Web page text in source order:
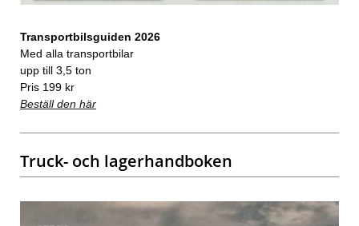
Transportbilsguiden 2026
Med alla transportbilar
upp till 3,5 ton
Pris 199 kr
Beställ den här
Truck- och lagerhandboken